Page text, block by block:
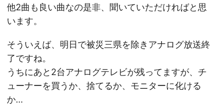
他2曲も良い曲なの是非、聞いていただければと思
います。
そういえば、明日で被災三県を除きアナログ放送終
了ですね。
うちにあと2台アナログテレビが残ってますが、チ
ューナーを買うか、捨てるか、モニターに化ける
か…